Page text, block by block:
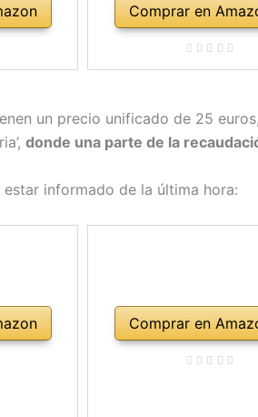
Comprar en
un precio unificado de 25
donde una parte de la
informado de la última hora:
Comprar en